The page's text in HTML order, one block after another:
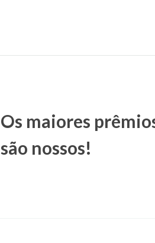
Os maiores
são nossos!